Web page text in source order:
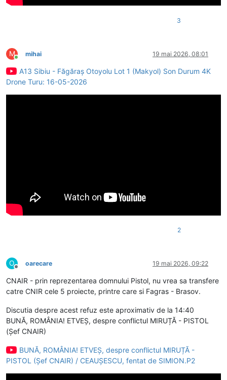
3
M
Conectat
mihai 19 mai 2026, 08:01
A13 Sibiu - Făgăraș Otoyolu Lot 1 (Makyol) Son Durum 4K
Drone Turu: 16-05-2026
2
O
Deconectat
oarecare 19 mai 2026, 09:22
CNAIR - prin reprezentarea domnului Pistol, nu vrea sa transfere
catre CNIR cele 5 proiecte, printre care si Fagras - Brasov.
Discutia despre acest refuz este aproximativ de la 14:40
BUNĂ, ROMÂNIA! ETVEȘ, despre conflictul MIRUȚĂ - PISTOL
(Șef CNAIR)
BUNĂ, ROMÂNIA! ETVEȘ, despre conflictul MIRUȚĂ -
PISTOL (Șef CNAIR) / CEAUȘESCU, fentat de SIMION.P2